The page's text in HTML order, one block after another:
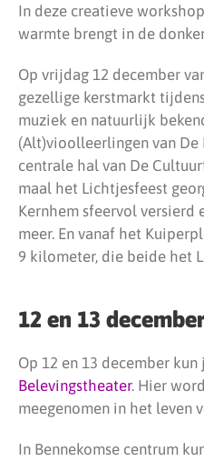
In deze creatieve
warmte brengt in de
Op vrijdag 12 december
gezellige kerstmarkt tijdens
muziek en natuurlijk
(Alt)vioolleerlingen van De
centrale hal van De
maal het Lichtjesfeest
Kernhem sfeervol versierd
meer. En vanaf het
9 kilometer, die beide het
12 en 13 december
Op 12 en 13 december
Belevingstheater. Hier
meegenomen in het leven
In Bennekomse centrum